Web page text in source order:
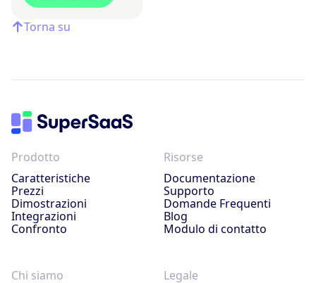
Torna su
Prodotto
Caratteristiche
Prezzi
Dimostrazioni
Integrazioni
Confronto
Risorse
Documentazione
Supporto
Domande Frequenti
Blog
Modulo di contatto
Chi siamo Legale